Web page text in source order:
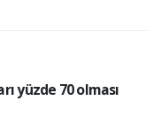
yüzde 70 olması